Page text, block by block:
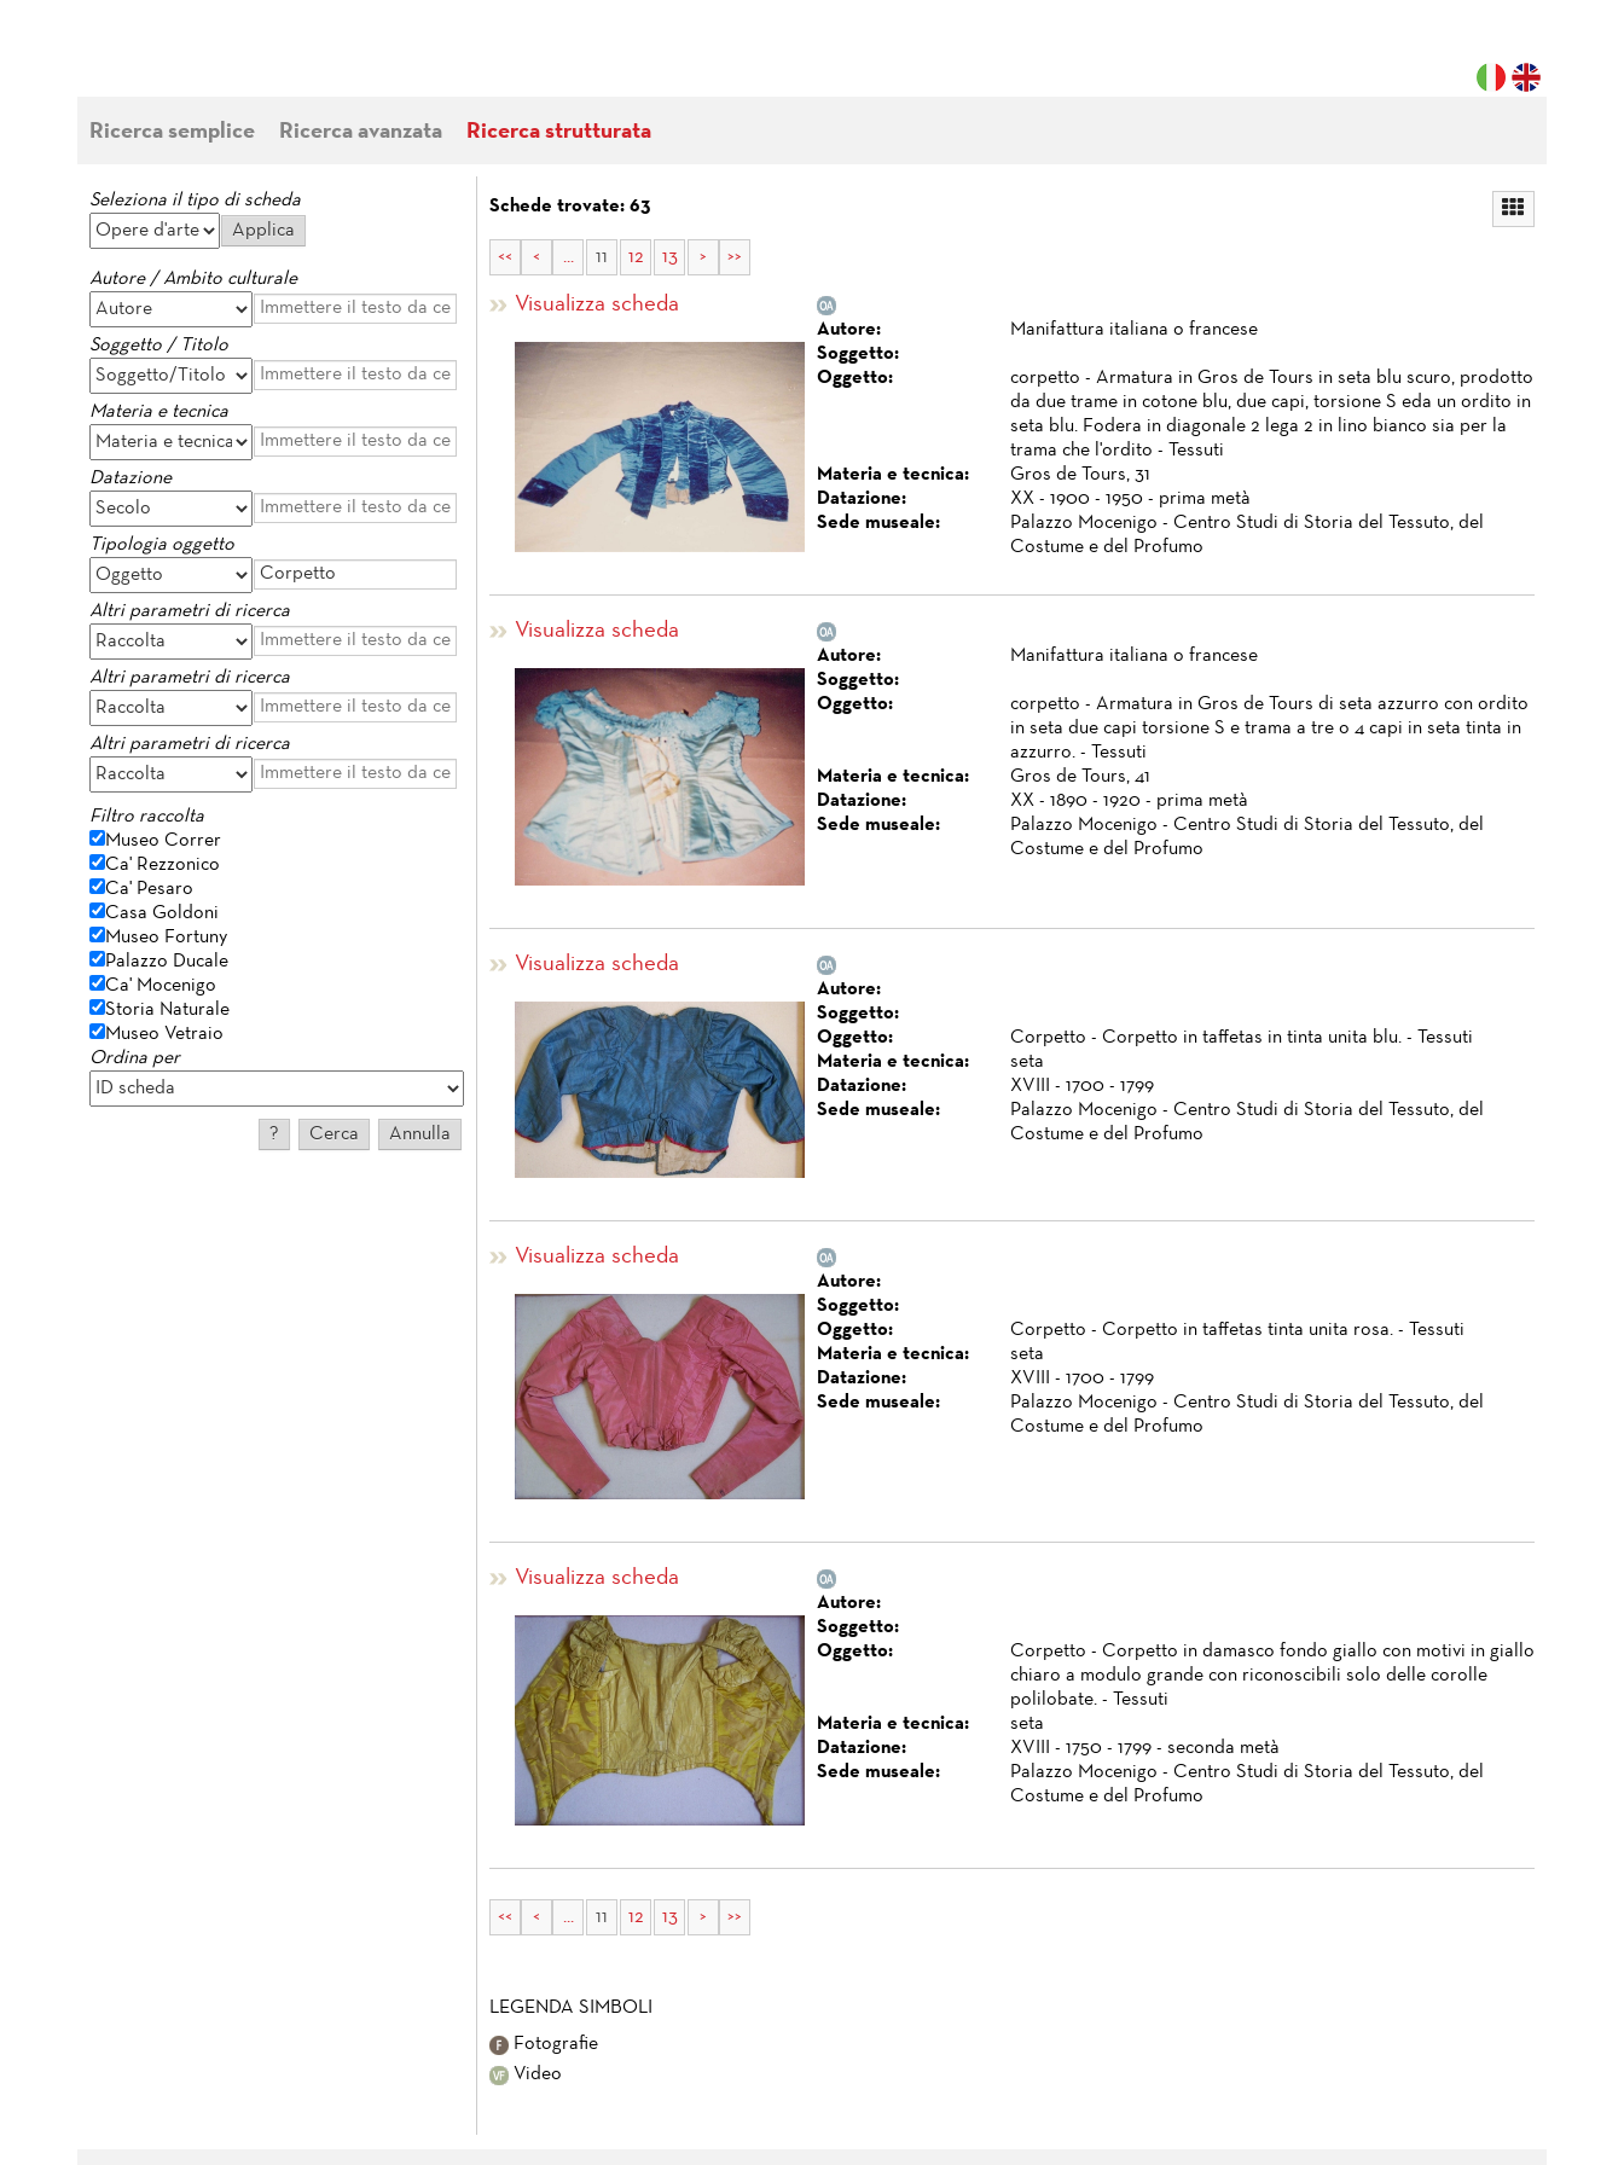
Ricerca semplice Ricerca avanzata Ricerca strutturata
Seleziona il tipo di scheda
Autore / Ambito culturale
Soggetto / Titolo
Materia e tecnica
Datazione
Tipologia oggetto
Altri parametri di ricerca
Altri parametri di ricerca
Altri parametri di ricerca
Filtro raccolta
Museo Correr
Ca' Rezzonico
Ca' Pesaro
Casa Goldoni
Museo Fortuny
Palazzo Ducale
Ca' Mocenigo
Storia Naturale
Museo Vetraio
Ordina per
Schede trovate: 63
<< < ... 11 12 13 > >>
Visualizza scheda
Autore:
Manifattura italiana o francese
Soggetto:
Oggetto:
corpetto - Armatura in Gros de Tours in seta blu scuro, prodotto
da due trame in cotone blu, due capi, torsione S eda un ordito in
seta blu. Fodera in diagonale 2 lega 2 in lino bianco sia per la
trama che l'ordito - Tessuti
Materia e tecnica:
Gros de Tours, 31
Datazione:
XX - 1900 - 1950 - prima metà
Sede museale:
Palazzo Mocenigo - Centro Studi di Storia del Tessuto, del
Costume e del Profumo
Visualizza scheda
Autore:
Manifattura italiana o francese
Soggetto:
Oggetto:
corpetto - Armatura in Gros de Tours di seta azzurro con ordito
in seta due capi torsione S e trama a tre o 4 capi in seta tinta in
azzurro. - Tessuti
Materia e tecnica:
Gros de Tours, 41
Datazione:
XX - 1890 - 1920 - prima metà
Sede museale:
Palazzo Mocenigo - Centro Studi di Storia del Tessuto, del
Costume e del Profumo
Visualizza scheda
Autore:
Soggetto:
Oggetto:
Corpetto - Corpetto in taffetas in tinta unita blu. - Tessuti
Materia e tecnica:
seta
Datazione:
XVIII - 1700 - 1799
Sede museale:
Palazzo Mocenigo - Centro Studi di Storia del Tessuto, del
Costume e del Profumo
Visualizza scheda
Autore:
Soggetto:
Oggetto:
Corpetto - Corpetto in taffetas tinta unita rosa. - Tessuti
Materia e tecnica:
seta
Datazione:
XVIII - 1700 - 1799
Sede museale:
Palazzo Mocenigo - Centro Studi di Storia del Tessuto, del
Costume e del Profumo
Visualizza scheda
Autore:
Soggetto:
Oggetto:
Corpetto - Corpetto in damasco fondo giallo con motivi in giallo
chiaro a modulo grande con riconoscibili solo delle corolle
polilobate. - Tessuti
Materia e tecnica:
seta
Datazione:
XVIII - 1750 - 1799 - seconda metà
Sede museale:
Palazzo Mocenigo - Centro Studi di Storia del Tessuto, del
Costume e del Profumo
<< < ... 11 12 13 > >>
LEGENDA SIMBOLI
Fotografie
Video